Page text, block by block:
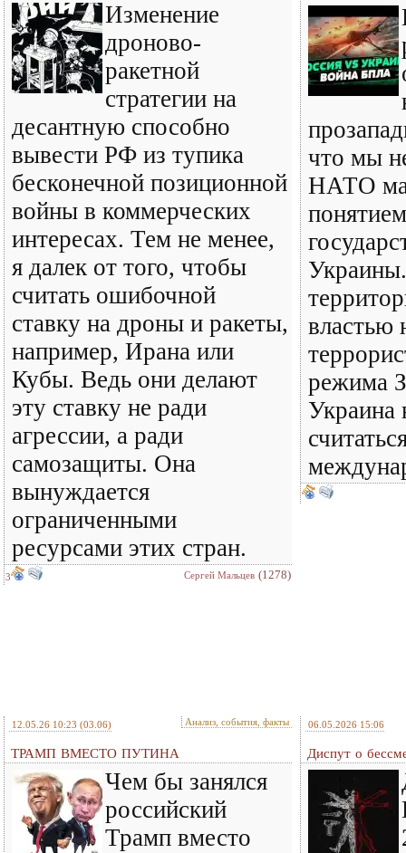
Изменение
дроново-
ракетной
стратегии на
десантную способно
вывести РФ из тупика
бесконечной позиционной
войны в коммерческих
интересах. Тем не менее,
я далек от того, чтобы
считать ошибочной
ставку на дроны и ракеты,
например, Ирана или
Кубы. Ведь они делают
эту ставку не ради
агрессии, а ради
самозащиты. Она
вынуждается
ограниченными
ресурсами этих стран.
3 Сергей Мальцев (1278)
что мы
НАТО
властью
режима
Украина
12.05.26 10:23 (03.06) Анализ, события, факты
ТРАМП ВМЕСТО ПУТИНА
Чем бы занялся
российский
Трамп вместо
06.05.2026 15:06
Диспут о